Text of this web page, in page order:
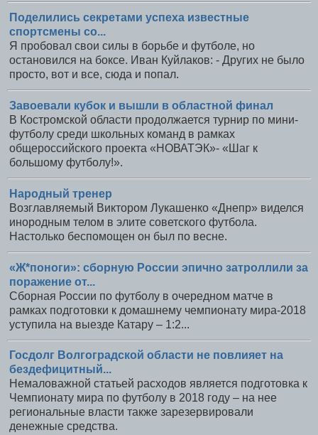
Поделились секретами успеха известные
спортсмены со...
Я пробовал свои силы в борьбе и футболе, но
остановился на боксе. Иван Куйлаков: - Других не было
просто, вот и все, сюда и попал.
Завоевали кубок и вышли в областной финал
В Костромской области продолжается турнир по мини-
футболу среди школьных команд в рамках
общероссийского проекта «НОВАТЭК»- «Шаг к
большому футболу!».
Народный тренер
Возглавляемый Виктором Лукашенко «Днепр» виделся
инородным телом в элите советского футбола.
Настолько беспомощен он был по весне.
«Ж*поноги»: сборную России эпично затроллили за
поражение от...
Сборная России по футболу в очередном матче в
рамках подготовки к домашнему чемпионату мира-2018
уступила на выезде Катару – 1:2...
Госдолг Волгоградской области не повлияет на
бездефицитный...
Немаловажной статьей расходов является подготовка к
Чемпионату мира по футболу в 2018 году – на нее
региональные власти также зарезервировали
денежные средства.